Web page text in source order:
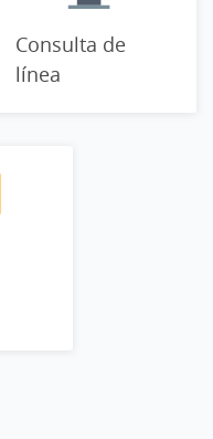
Consulta de
línea